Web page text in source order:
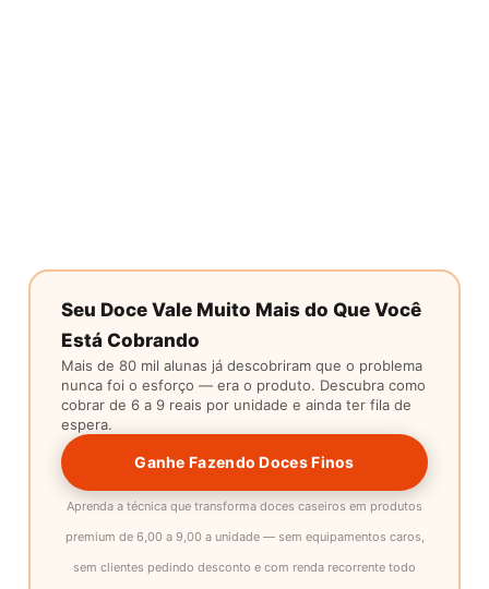
Seu Doce Vale Muito Mais do Que Você
Está Cobrando
Mais de 80 mil alunas já descobriram que o problema
nunca foi o esforço — era o produto. Descubra como
cobrar de 6 a 9 reais por unidade e ainda ter fila de
espera.
Ganhe Fazendo Doces Finos
Aprenda a técnica que transforma doces caseiros em produtos
premium de 6,00 a 9,00 a unidade — sem equipamentos caros,
sem clientes pedindo desconto e com renda recorrente todo